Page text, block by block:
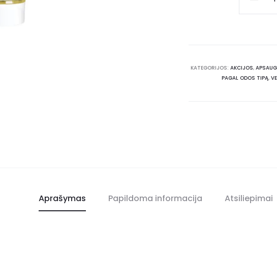
KATEGORIJOS: AKCIJOS,
PAGAL ODOS TIPĄ,
Aprašymas Papildoma informacija Atsiliepimai